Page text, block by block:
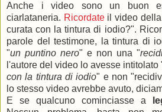
Anche i video sono un buon
ciarlataneria. Ricordateil video della
curata con la tintura di iodio?".
parole del testimone, la tintura di
"un puntino nero" e non una "
l'autore del video lo avesse intitolato
con la tintura di iodio" e non
lo stesso video avrebbe avuto,
E se qualcuno cominciasse a